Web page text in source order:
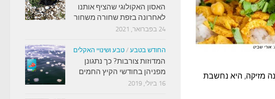
מזיקה, היא נחשבת
האסון האקולוגי שהציף אותנו
לאחרונה בזפת שחורה משחור
24 בפברואר, 2021
החודש בטבע / טבע ושינויי האקלים
המדוזות צורבות? כך נתגונן
מפניהן בחודשי הקיץ החמים
16 ביולי, 2019